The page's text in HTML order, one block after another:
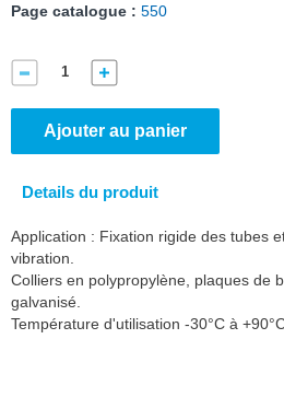
Page catalogue : 550
Ajouter au panier
Details du produit
Application : Fixation rigide des tubes
vibration.
Colliers en polypropylène, plaques de
galvanisé.
Température d'utilisation -30°C à